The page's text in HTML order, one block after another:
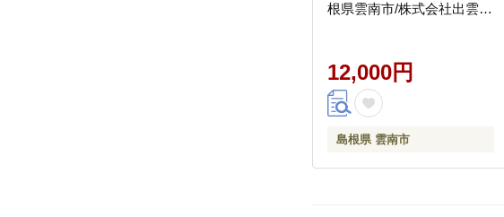
根県雲南市/株式会社出雲た
12,000円
島根県 雲南市